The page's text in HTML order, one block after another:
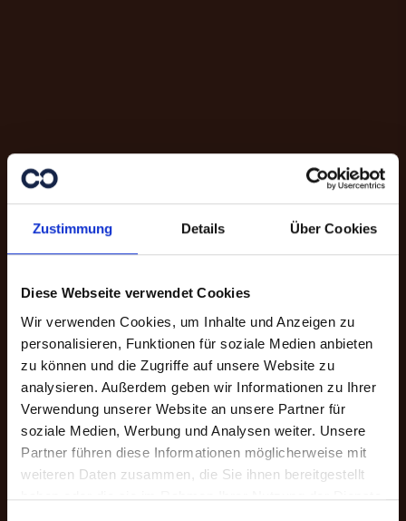
Zustimmung Details Über Cookies
Diese Webseite verwendet Cookies
Wir verwenden Cookies, um Inhalte und Anzeigen zu
personalisieren, Funktionen für soziale Medien anbieten
zu können und die Zugriffe auf unsere Website zu
analysieren. Außerdem geben wir Informationen zu Ihrer
Verwendung unserer Website an unsere Partner für
soziale Medien, Werbung und Analysen weiter. Unsere
Partner führen diese Informationen möglicherweise mit
weiteren Daten zusammen, die Sie ihnen bereitgestellt
haben oder die sie im Rahmen Ihrer Nutzung der Dienste
Danke für Ihre
Unterstützung.
Mit Ihrer Online-Spende unterstützen
Sie Menschen in Not. Sie haben die